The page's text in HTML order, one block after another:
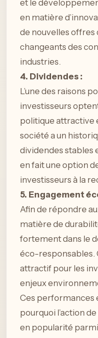
et le
en matière
de nouvelles offres
changeants des
industries.
4. Dividendes :
L’une des raisons
investisseurs
politique attractive
société a un
dividendes stables
en fait une option
investisseurs à la
5. Engagement
Afin de répondre
matière de
fortement dans le
éco-responsables.
attractif pour les
enjeux
Ces performances
pourquoi l’action
en popularité